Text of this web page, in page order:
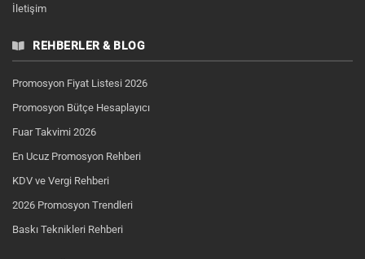
İletişim
REHBERLER & BLOG
Promosyon Fiyat Listesi 2026
Promosyon Bütçe Hesaplayıcı
Fuar Takvimi 2026
En Ucuz Promosyon Rehberi
KDV ve Vergi Rehberi
2026 Promosyon Trendleri
Baskı Teknikleri Rehberi